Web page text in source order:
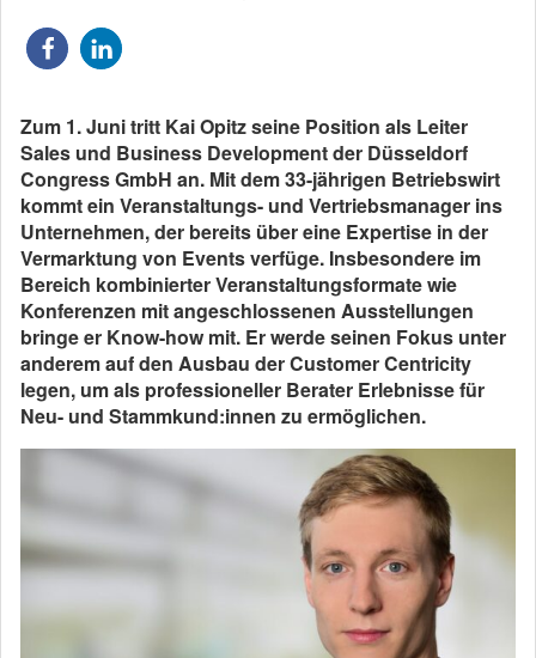
Zum 1. Juni tritt Kai Opitz seine Position als Leiter
Sales und Business Development der Düsseldorf
Congress GmbH an. Mit dem 33-jährigen Betriebswirt
kommt ein Veranstaltungs- und Vertriebsmanager ins
Unternehmen, der bereits über eine Expertise in der
Vermarktung von Events verfüge. Insbesondere im
Bereich kombinierter Veranstaltungsformate wie
Konferenzen mit angeschlossenen Ausstellungen
bringe er Know-how mit. Er werde seinen Fokus unter
anderem auf den Ausbau der Customer Centricity
legen, um als professioneller Berater Erlebnisse für
Neu- und Stammkund:innen zu ermöglichen.